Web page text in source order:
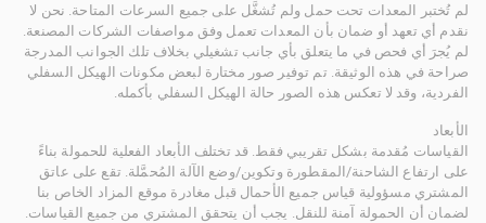
لم تُختبر المعدات تحت حمل ولم تُشغَّل على جميع السرعات المتاحة. نحن لا
نقدم أي تعهد أو ضمان بأن المعدات تعمل وفق مواصفات الشركات المصنعة.
لم يُجرَ أي فحص في ما يتعلق بأي جانب تشغيلي بخلاف تلك الجوانب المدرجة
صراحة في هذه الوثيقة. تم توفير صور مختارة لبعض مكونات الهيكل السفلي
الفردية، وقد لا تعكس هذه الصور حالة الهيكل السفلي بأكمله.
الأبعاد
القياسات مُقدمة بشكل تقريبي فقط. قد تختلف الأبعاد الفعلية للحمولة بناءً
على ارتفاع الشاحنة/المقطورة وتكوين/وضع الآلة المُحمَّلة. تقع على عاتق
المشتري مسؤولية قياس جميع الأحمال قبل مغادرة موقع المزاد الخاص بنا
لضمان أن الحمولة آمنة للنقل. يجب أن يتحقق المشتري من جميع القياسات.